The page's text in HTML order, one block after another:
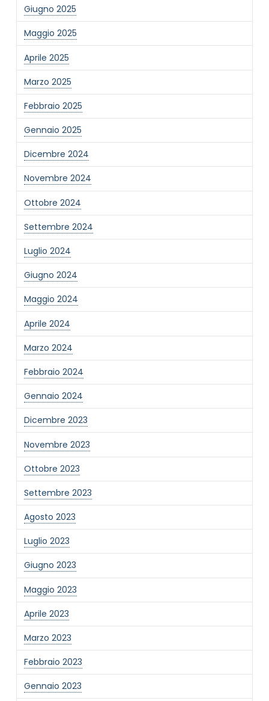
Giugno 2025
Maggio 2025
Aprile 2025
Marzo 2025
Febbraio 2025
Gennaio 2025
Dicembre 2024
Novembre 2024
Ottobre 2024
Settembre 2024
Luglio 2024
Giugno 2024
Maggio 2024
Aprile 2024
Marzo 2024
Febbraio 2024
Gennaio 2024
Dicembre 2023
Novembre 2023
Ottobre 2023
Settembre 2023
Agosto 2023
Luglio 2023
Giugno 2023
Maggio 2023
Aprile 2023
Marzo 2023
Febbraio 2023
Gennaio 2023
NOME STRUTTURA*
MAIL REFERENTE*
MOTIVO DEL CONTATTO*
Informativa Privacy
Ho preso visione dell'informativa privacy
Privacy Policy completa
Newsletter
Desidero rimanere aggiornato sulle ultime
novità dell'Associazione tramite l'iscrizione alla
newsletter
Invia